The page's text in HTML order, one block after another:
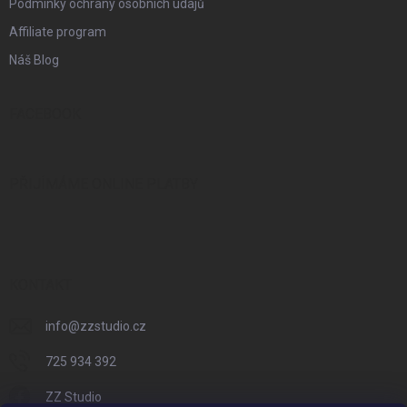
Podmínky ochrany osobních údajů
Affiliate program
Náš Blog
info@zzstudio.cz
725 934 392
ZZ Studio